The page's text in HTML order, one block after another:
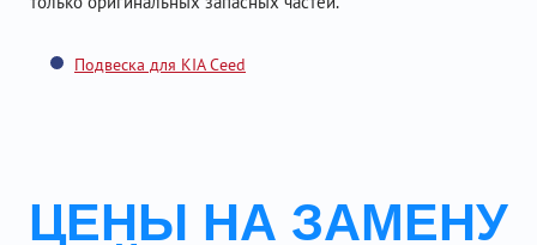
Подвеска для KIA Ceed
ЦЕНЫ НА ЗАМЕНУ